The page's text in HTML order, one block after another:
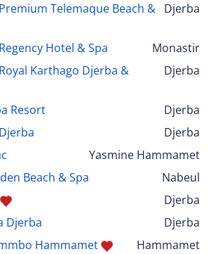
Telemaque Beach & Djerba
Hotel & Spa
Monastir
Karthago Djerba &
Djerba
Resort
Djerba
Djerba
Yasmine Hammamet
Beach & Spa
Nabeul
Djerba
Djerba
Djerba
Hammamet
Hammamet